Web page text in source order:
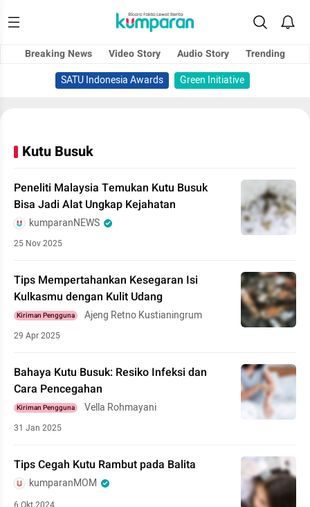
Breaking News Video Story Audio Story
Trending
SATU Indonesia Awards
Green Initiative
Kutu Busuk
Peneliti Malaysia Temukan Kutu Busuk
Bisa Jadi Alat Ungkap Kejahatan
kumparanNEWS
25 Nov 2025
Tips Mempertahankan Kesegaran Isi
Kulkasmu dengan Kulit Udang
Kiriman Pengguna Ajeng Retno Kustianingrum
29 Apr 2025
Bahaya Kutu Busuk: Resiko Infeksi dan
Cara Pencegahan
Kiriman Pengguna Vella Rohmayani
31 Jan 2025
Tips Cegah Kutu Rambut pada Balita
kumparanMOM